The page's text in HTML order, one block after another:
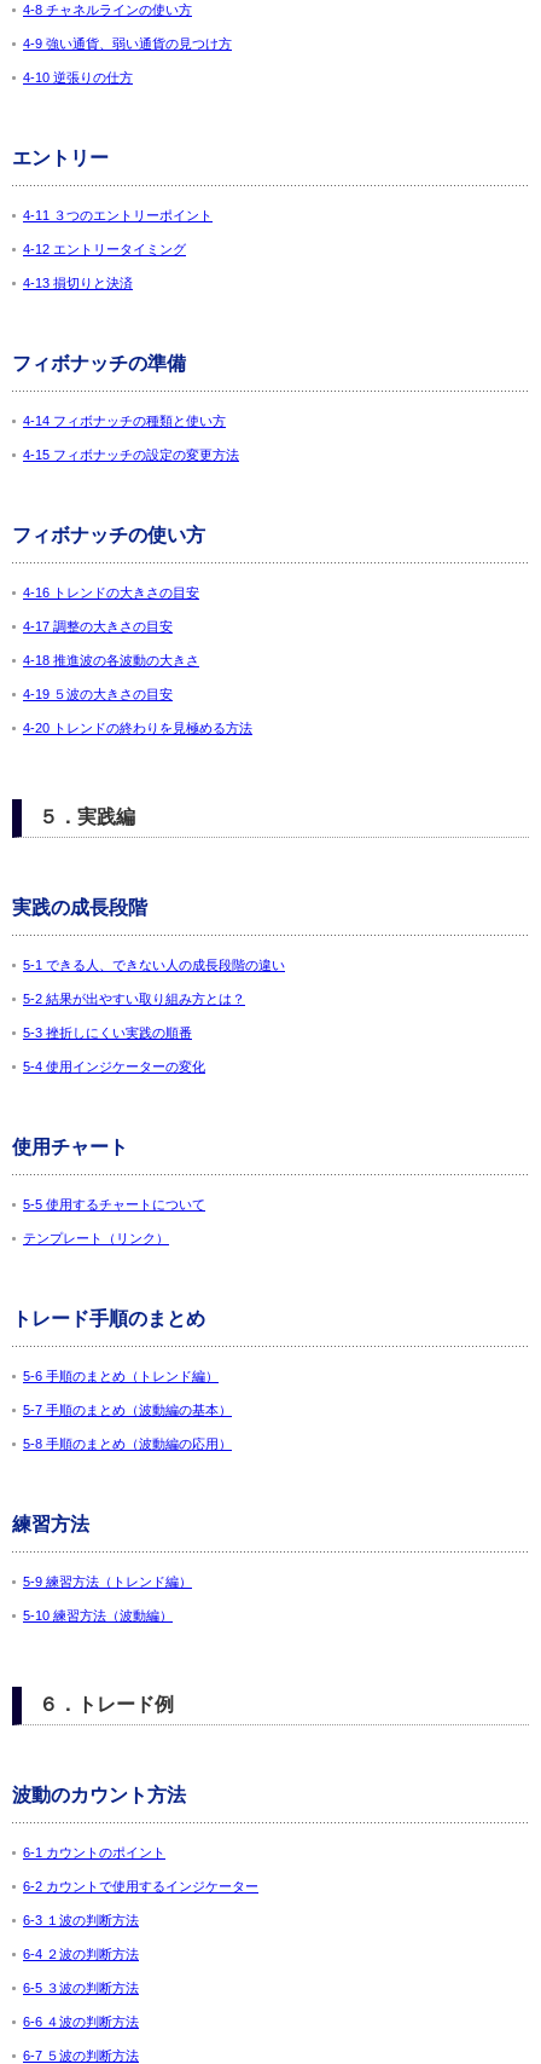
4-8 チャネルラインの使い方
4-9 強い通貨、弱い通貨の見つけ方
4-10 逆張りの仕方
エントリー
4-11 ３つのエントリーポイント
4-12 エントリータイミング
4-13 損切りと決済
フィボナッチの準備
4-14 フィボナッチの種類と使い方
4-15 フィボナッチの設定の変更方法
フィボナッチの使い方
4-16 トレンドの大きさの目安
4-17 調整の大きさの目安
4-18 推進波の各波動の大きさ
4-19 ５波の大きさの目安
4-20 トレンドの終わりを見極める方法
５．実践編
実践の成長段階
5-1 できる人、できない人の成長段階の違い
5-2 結果が出やすい取り組み方とは？
5-3 挫折しにくい実践の順番
5-4 使用インジケーターの変化
使用チャート
5-5 使用するチャートについて
テンプレート（リンク）
トレード手順のまとめ
5-6 手順のまとめ（トレンド編）
5-7 手順のまとめ（波動編の基本）
5-8 手順のまとめ（波動編の応用）
練習方法
5-9 練習方法（トレンド編）
5-10 練習方法（波動編）
６．トレード例
波動のカウント方法
6-1 カウントのポイント
6-2 カウントで使用するインジケーター
6-3 １波の判断方法
6-4 ２波の判断方法
6-5 ３波の判断方法
6-6 ４波の判断方法
6-7 ５波の判断方法